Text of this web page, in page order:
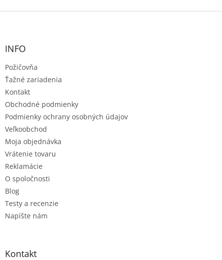
Z
INFO
Požičovňa
Ťažné zariadenia
Kontakt
Obchodné podmienky
Podmienky ochrany osobných údajov
Veľkoobchod
Moja objednávka
Vrátenie tovaru
Reklamácie
O spoločnosti
Blog
Testy a recenzie
Napíšte nám
Kontakt